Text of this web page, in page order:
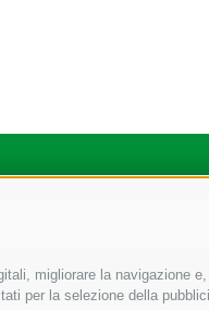
migliorare la navigazione
per la selezione della